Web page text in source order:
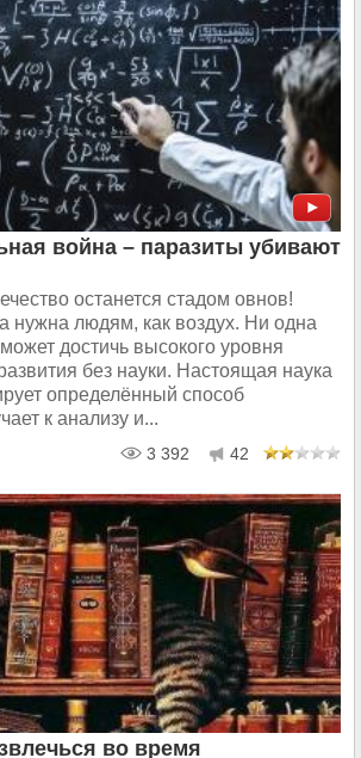
война – паразиты убивают
останется стадом овнов!
нужна людям, как воздух. Ни одна
достичь высокого уровня
без науки. Настоящая наука
определённый способ
к анализу и...
3 392 42
во время